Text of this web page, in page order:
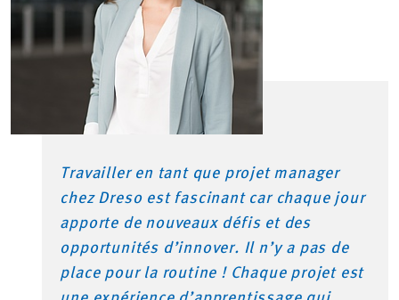
Travailler en tant que projet manager
chez Dreso est fascinant car chaque jour
apporte de nouveaux défis et des
opportunités d’innover. Il n’y a pas de
place pour la routine ! Chaque projet est